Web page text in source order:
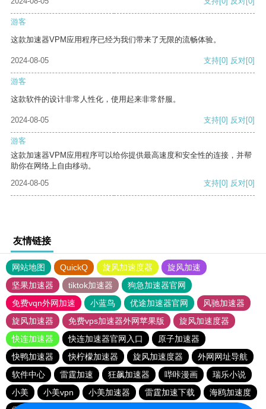
游客
这款加速器VPM应用程序已经为我们带来了无限的流畅体验。
2024-08-05 支持[0] 反对[0]
游客
这款软件的设计非常人性化，使用起来非常舒服。
2024-08-05 支持[0] 反对[0]
游客
这款加速器VPM应用程序可以给你提供最高速度和安全性的连接，并帮
助你在网络上自由移动。
2024-08-05
支持[0] 反对[0]
友情链接
网站地图 QuickQ 旋风加速度器
旋风加速
坚果加速器
tiktok加速器
狗急加速器官网
免费vqn外网加速
小蓝鸟 优途加速器官网
风驰加速器
旋风加速器
免费vps加速器外网苹果版
旋风加速度器
快连加速器
快连加速器官网入口
原子加速器
快鸭加速器
快柠檬加速器 旋风加速度器
外网网址导航
软件中心
雷霆加速 狂飙加速器 哔咔漫画
瑞乐小说
小美
小美vpn 小美加速器 雷霆加速下载
海鸥加速度